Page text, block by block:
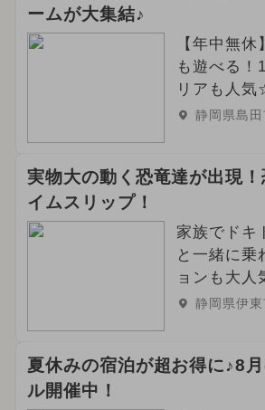
2024年3月のイベント
2025年4月のイベント
2026年4月のイベント
雨の日OK 2026年5月の
2024年10月のイベント
2025年9月のイベント
2025年6月のイベント
2024年4月のイベント
きかんしゃトーマス
2023年12月のイベント
ームが大集結♪
【年中無
も遊べる！
リアも人
静岡県島田
実物大の動く恐竜達が出現
イムスリップ！
家族でドキ
と一緒に乗
ョンも大人
静岡県伊東
夏休みの宿泊が超お得に♪8
ル開催中！